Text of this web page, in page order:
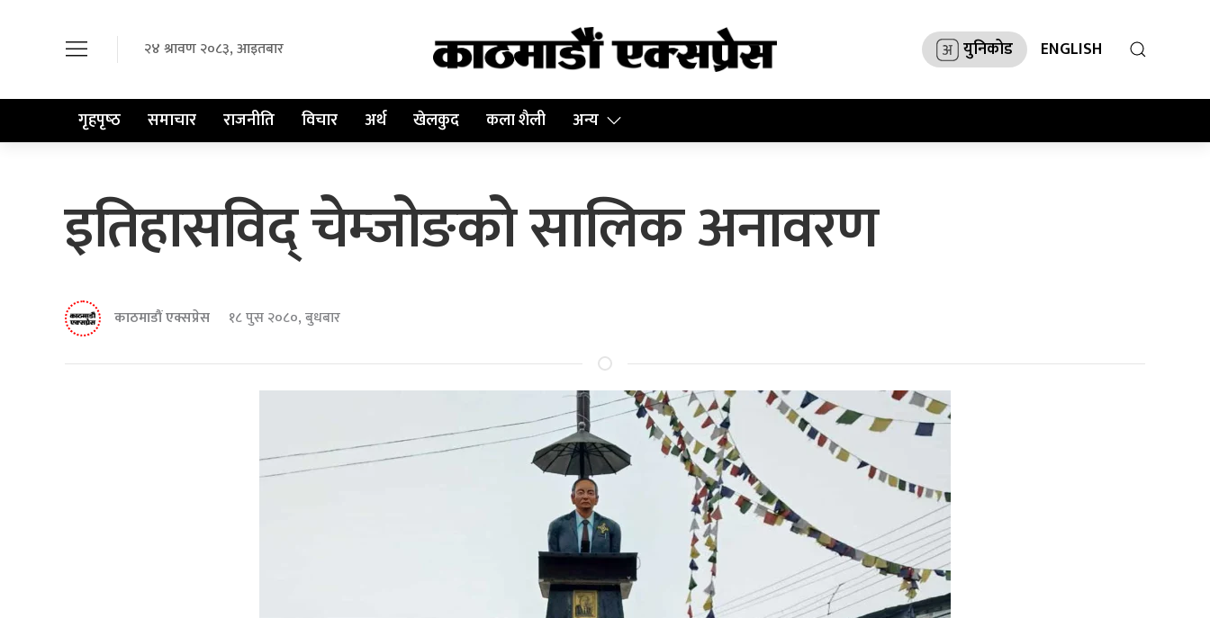
२४ श्रावण २०८३, आइतबार युनिकोड ENGLISH
गृहपृष्‍ठ समाचार राजनीति विचार अर्थ खेलकुद कला शैली अन्य
इतिहासविद् चेम्जोङको सालिक अनावरण
काठमाडौं एक्सप्रेस १८ पुस २०८०, बुधबार